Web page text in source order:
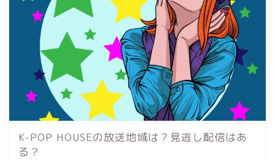
K-POP HOUSEの放送地域は？見逃し配信はあ
る？